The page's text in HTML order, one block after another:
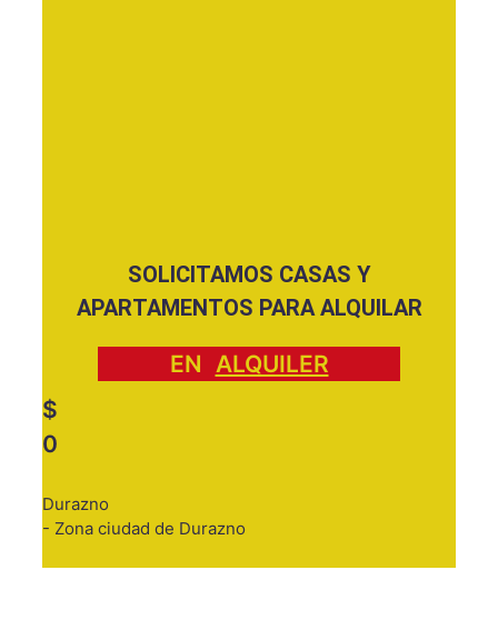
SOLICITAMOS CASAS Y
APARTAMENTOS PARA ALQUILAR
EN ALQUILER
$
0
Durazno
- Zona ciudad de Durazno